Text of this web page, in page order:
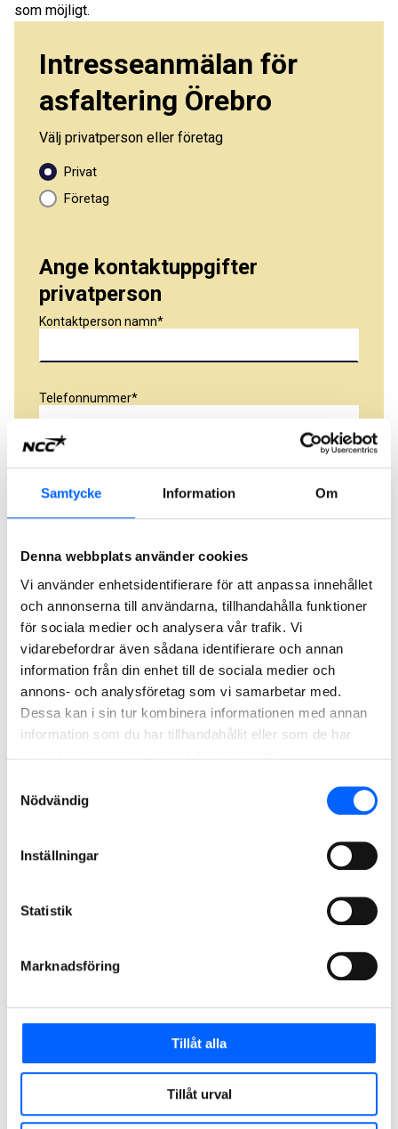
Samtycke Information Om
Denna webbplats använder cookies
Vi använder enhetsidentifierare för att anpassa innehållet
och annonserna till användarna, tillhandahålla funktioner
för sociala medier och analysera vår trafik. Vi
vidarebefordrar även sådana identifierare och annan
information från din enhet till de sociala medier och
annons- och analysföretag som vi samarbetar med.
Dessa kan i sin tur kombinera informationen med annan
information som du har tillhandahållit eller som de har
Nödvändig
Inställningar
Statistik
Marknadsföring
Tillåt alla
Tillåt urval
som möjligt.
Intresseanmälan för
asfaltering Örebro
Välj privatperson eller företag
Privat
Företag
Ange kontaktuppgifter
privatperson
Kontaktperson namn
Telefonnummer
Adress för utförande
Postnummer
Vad vill du ha hjälp med?
För att kunna behandla din förfrågan bättre och
snabbare uppskattar vi om du kan bifoga några bilder av
MB, använd filformat png, jpeg eller pdf)
Välj fil